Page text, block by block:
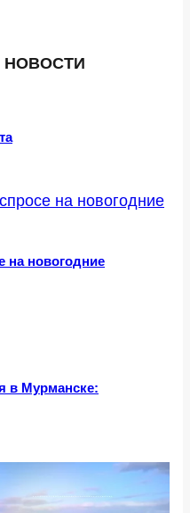
НОВОСТИ
на новогодние
в Мурманске: